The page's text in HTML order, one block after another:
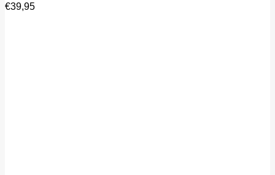
€39,95